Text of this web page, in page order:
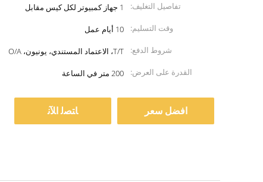
تفاصيل التغليف:
1 جهاز كمبيوتر لكل كيس مقابل
وقت التسليم:
10 أيام عمل
شروط الدفع:
T/T، الاعتماد المستندي، يونيون، O/A
القدرة على العرض:
200 متر في الساعة
افضل سعر ﺎﺘﺼﻟ ﺍﻶﻧ